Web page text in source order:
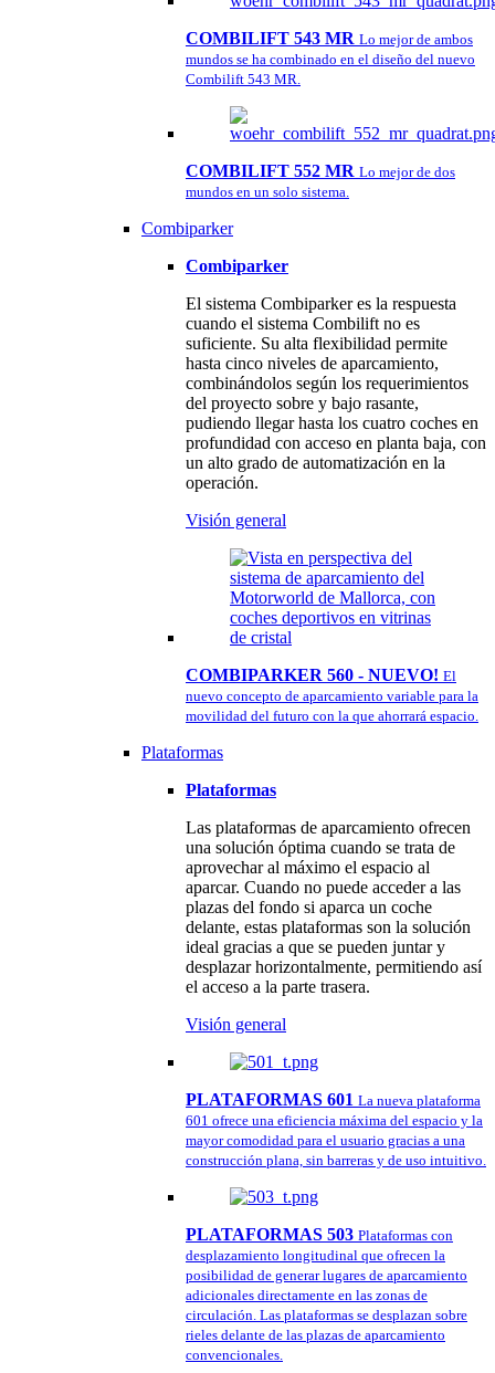
COMBILIFT 543 MR Lo mejor de ambos
mundos se ha combinado en el diseño del nuevo
Combilift 543 MR.
COMBILIFT 552 MR Lo mejor de dos
mundos en un solo sistema.
Combiparker
Combiparker
El sistema Combiparker es la respuesta
cuando el sistema Combilift no es
suficiente. Su alta flexibilidad permite
hasta cinco niveles de aparcamiento,
combinándolos según los requerimientos
del proyecto sobre y bajo rasante,
pudiendo llegar hasta los cuatro coches en
profundidad con acceso en planta baja, con
un alto grado de automatización en la
operación.
Visión general
COMBIPARKER 560 - NUEVO! El
nuevo concepto de aparcamiento variable para la
movilidad del futuro con la que ahorrará espacio.
Plataformas
Plataformas
Las plataformas de aparcamiento ofrecen
una solución óptima cuando se trata de
aprovechar al máximo el espacio al
aparcar. Cuando no puede acceder a las
plazas del fondo si aparca un coche
delante, estas plataformas son la solución
ideal gracias a que se pueden juntar y
desplazar horizontalmente, permitiendo así
el acceso a la parte trasera.
Visión general
PLATAFORMAS 601 La nueva plataforma
601 ofrece una eficiencia máxima del espacio y la
mayor comodidad para el usuario gracias a una
construcción plana, sin barreras y de uso intuitivo.
PLATAFORMAS 503 Plataformas con
desplazamiento longitudinal que ofrecen la
posibilidad de generar lugares de aparcamiento
adicionales directamente en las zonas de
circulación. Las plataformas se desplazan sobre
rieles delante de las plazas de aparcamiento
convencionales.